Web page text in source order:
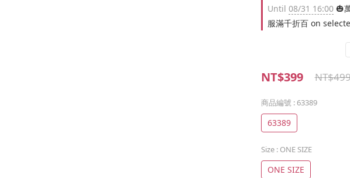
Until 08/31 16:00🎃
服滿千折百 on
NT$399
商品編號 : 63389
63389
Size : ONE SIZE
ONE SIZE